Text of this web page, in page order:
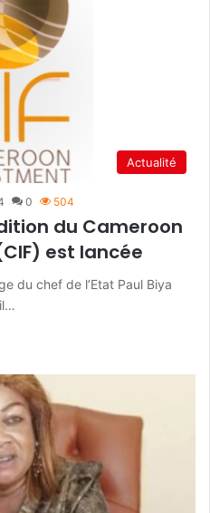
Actualité
0 504
du Cameroon
est lancée
du chef de l’Etat Paul Biya